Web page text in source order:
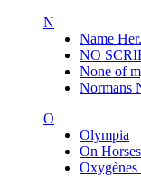
N
Name
NO
None of
Normans
O
Olympia
On